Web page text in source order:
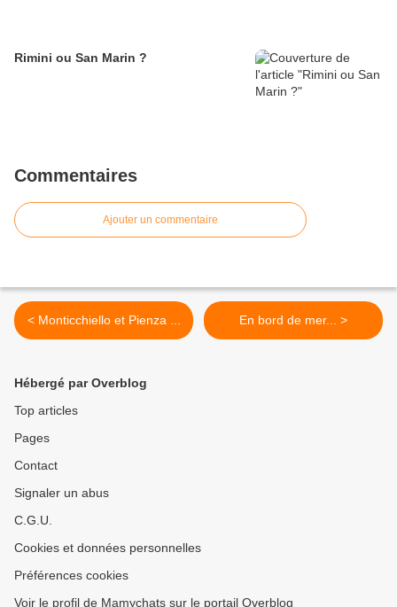
Rimini ou San Marin ?
Commentaires
Ajouter un commentaire
< Monticchiello et Pienza ... En bord de mer... >
Hébergé par Overblog
Top articles
Pages
Contact
Signaler un abus
C.G.U.
Cookies et données personnelles
Préférences cookies
Voir le profil de Mamychats sur le portail Overblog